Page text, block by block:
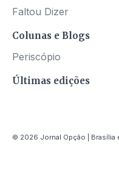
Faltou Dizer
Colunas e Blogs
Periscópio
Últimas edições
© 2026 Jornal Opção |